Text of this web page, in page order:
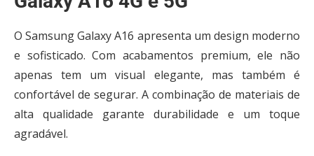
O Samsung Galaxy A16 apresenta um design moderno
e sofisticado. Com acabamentos premium, ele não
apenas tem um visual elegante, mas também é
confortável de segurar. A combinação de materiais de
alta qualidade garante durabilidade e um toque
agradável.